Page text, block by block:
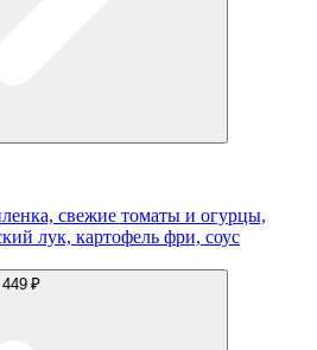
свежие томаты и огурцы,
лук, картофель фри, соус
449 ₽